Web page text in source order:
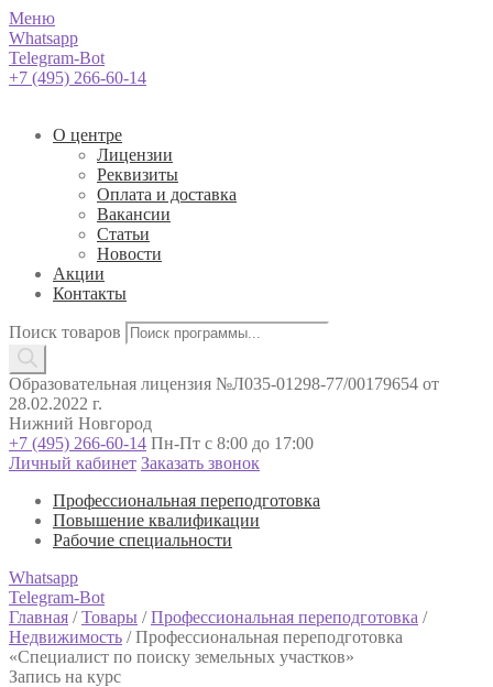
Меню
Whatsapp
Telegram-Bot
+7 (495) 266-60-14
О центре
Лицензии
Реквизиты
Оплата и доставка
Вакансии
Статьи
Новости
Акции
Контакты
Поиск товаров
Образовательная лицензия №Л035-01298-77/00179654 от
28.02.2022 г.
Нижний Новгород
+7 (495) 266-60-14 Пн-Пт с 8:00 до 17:00
Личный кабинет Заказать звонок
Профессиональная переподготовка
Повышение квалификации
Рабочие специальности
Whatsapp
Telegram-Bot
Главная /Товары /Профессиональная переподготовка /
Недвижимость /Профессиональная переподготовка
«Специалист по поиску земельных участков»
Запись на курс